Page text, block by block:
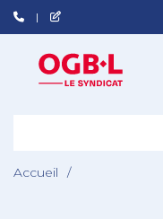
Accueil /